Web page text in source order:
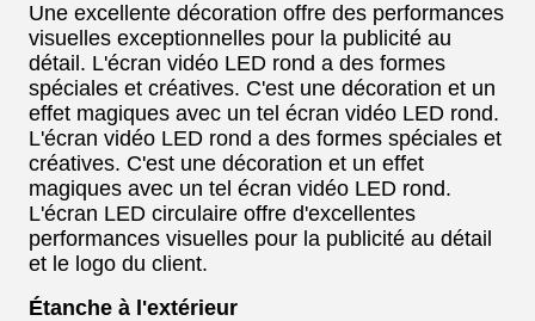
Une excellente décoration offre des performances
visuelles exceptionnelles pour la publicité au
détail. L'écran vidéo LED rond a des formes
spéciales et créatives. C'est une décoration et un
effet magiques avec un tel écran vidéo LED rond.
L'écran vidéo LED rond a des formes spéciales et
créatives. C'est une décoration et un effet
magiques avec un tel écran vidéo LED rond.
L'écran LED circulaire offre d'excellentes
performances visuelles pour la publicité au détail
et le logo du client.
Étanche à l'extérieur